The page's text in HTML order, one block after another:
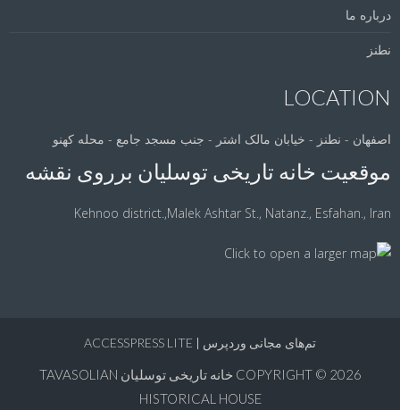
درباره ما
نطنز
LOCATION
اصفهان - نطنز - خیابان مالک اشتر - جنب مسجد جامع - محله کهنو
موقعیت خانه تاریخی توسلیان برروی نقشه
Kehnoo district.,Malek Ashtar St., Natanz., Esfahan., Iran
تم‌های مجانی‌ وردپرس |
ACCESSPRESS LITE
COPYRIGHT © 2026
خانه تاریخی توسلیان TAVASOLIAN
HISTORICAL HOUSE